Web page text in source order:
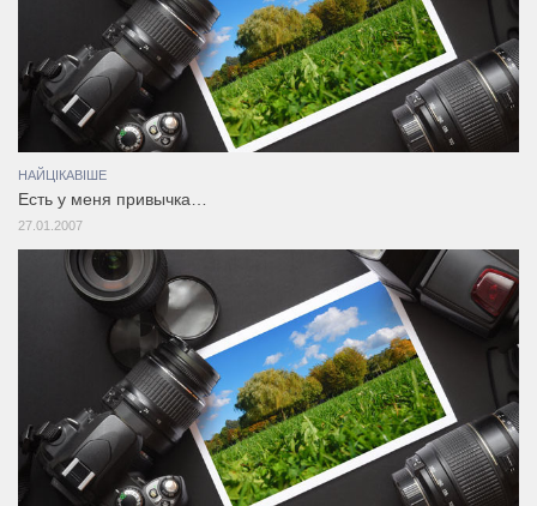
НАЙЦІКАВІШЕ
Есть у меня привычка…
27.01.2007